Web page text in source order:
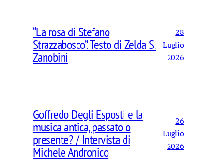
“La rosa di Stefano
Strazzabosco”. Testo di Zelda S.
Zanobini
28
Luglio
2026
Goffredo Degli Esposti e la
musica antica, passato o
presente? / Intervista di
Michele Andronico
26
Luglio
2026